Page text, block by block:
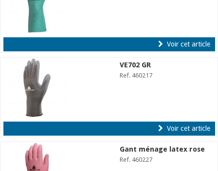
Voir cet article
VE702 GR
Ref. 460217
Voir cet article
Gant ménage latex rose
Ref. 460227